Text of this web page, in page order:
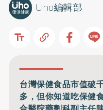
Uho編輯部
台灣保健食品市值破
多，但你知道吃保健